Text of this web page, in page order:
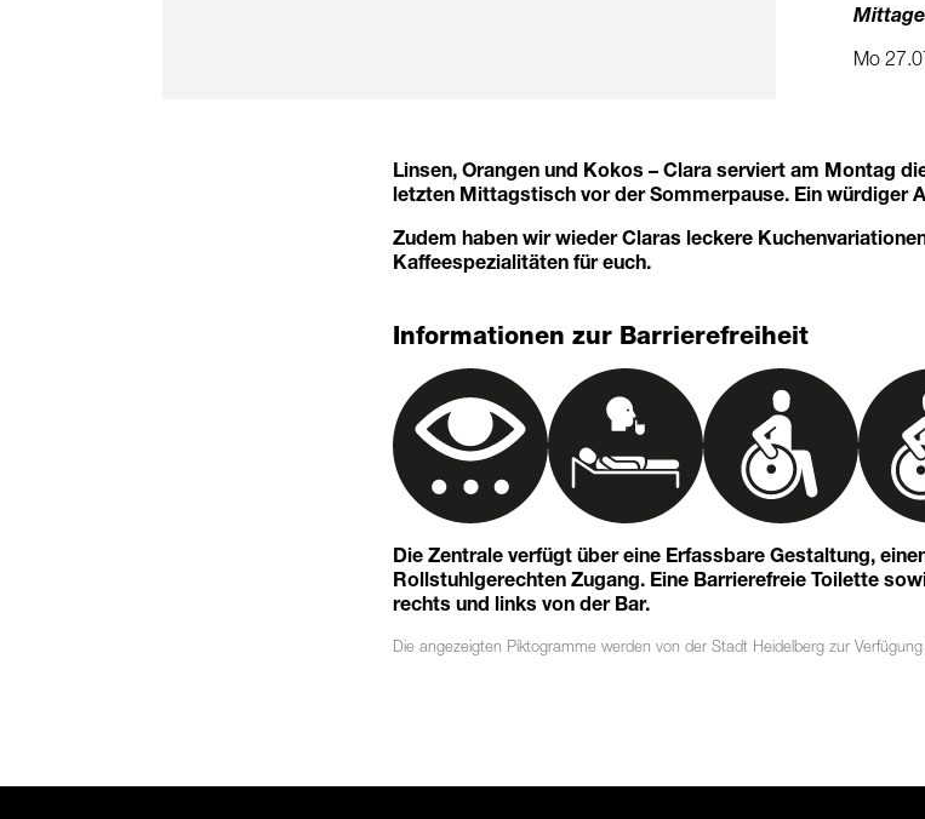
Mo
Linsen, Orangen und Kokos – Clara serviert am Montag
letzten Mittagstisch vor der Sommerpause. Ein würdiger
Zudem haben wir wieder Claras leckere
Kaffeespezialitäten für euch.
Informationen zur Barrierefreiheit
Die Zentrale verfügt über eine Erfassbare Gestaltung,
Rollstuhlgerechten Zugang. Eine Barrierefreie Toilette
rechts und links von der Bar.
Die angezeigten Piktogramme werden von der Stadt Heidelberg zur Verfügung